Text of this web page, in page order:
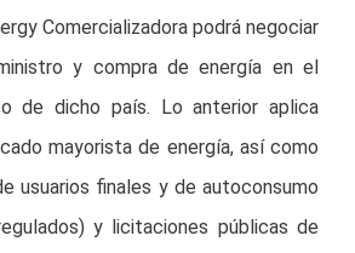
Comercializadora podrá negociar
y compra de energía en el
de dicho país. Lo anterior aplica
mayorista de energía, así como
usuarios finales y de autoconsumo
y licitaciones públicas de